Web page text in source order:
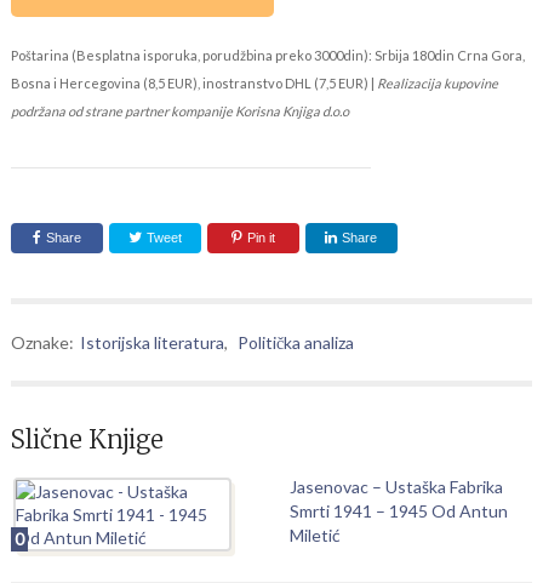
Poštarina (Besplatna isporuka, porudžbina preko 3000din): Srbija 180din Crna Gora,
Bosna i Hercegovina (8,5 EUR), inostranstvo DHL (7,5 EUR) | Realizacija kupovine
podržana od strane partner kompanije Korisna Knjiga d.o.o
Share Tweet Pin it Share
Oznake: Istorijska literatura, Politička analiza
Slične Knjige
0
Jasenovac – Ustaška Fabrika
Smrti 1941 – 1945 Od Antun
Miletić